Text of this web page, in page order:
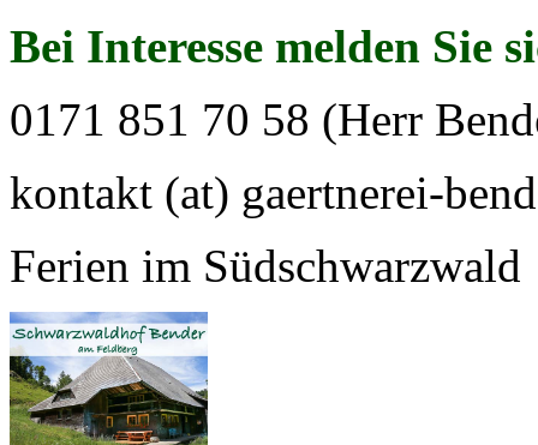
Bei Interesse melden Sie
0171 851 70 58 (Herr
kontakt (at) gaertnerei-
Ferien im Südschwarzwald